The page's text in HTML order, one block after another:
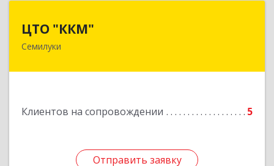
ЦТО "ККМ"
Семилуки
Клиентов на сопровождении 5
Отправить заявку
Отправить заявку